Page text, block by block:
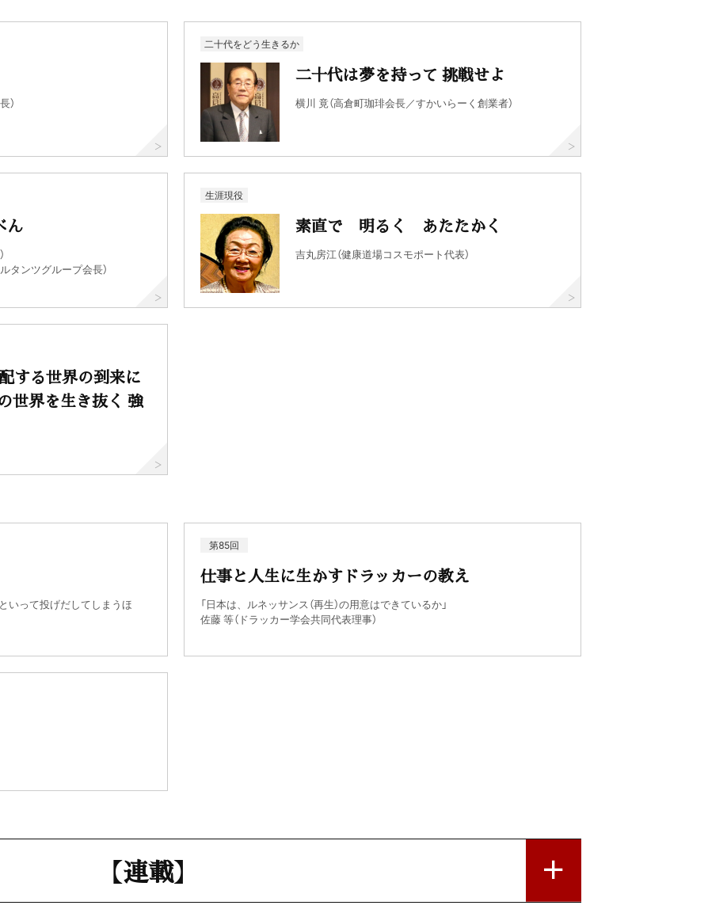
）
二十代をどう生きるか
二十代は夢を持って 挑戦せよ
横川 竟（高倉町珈琲会長／すかいらーく創業者）
ん
タンツグループ会長）
生涯現役
素直で 明るく あたたかく
吉丸房江（健康道場コスモポート代表）
配する世界の到来に
界を生き抜く 強
いって投げだしてしまうほ
第85回
仕事と人生に生かすドラッカーの教え
「日本は、ルネッサンス（再生）の用意はできているか」
佐藤 等（ドラッカー学会共同代表理事）
【連載】